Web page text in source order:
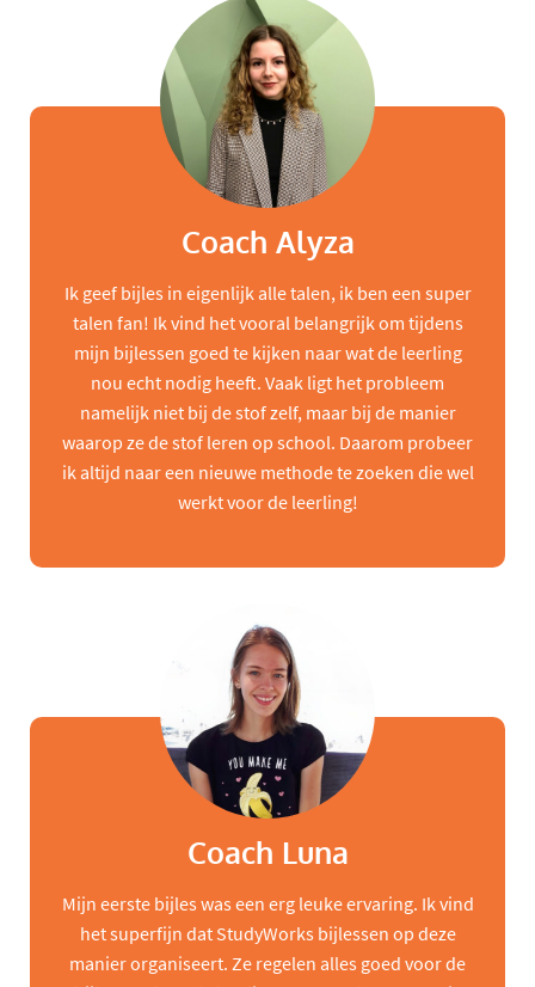
Coach Alyza
Ik geef bijles in eigenlijk alle talen, ik ben een super
talen fan! Ik vind het vooral belangrijk om tijdens
mijn bijlessen goed te kijken naar wat de leerling
nou echt nodig heeft. Vaak ligt het probleem
namelijk niet bij de stof zelf, maar bij de manier
waarop ze de stof leren op school. Daarom probeer
ik altijd naar een nieuwe methode te zoeken die wel
werkt voor de leerling!
Coach Luna
Mijn eerste bijles was een erg leuke ervaring. Ik vind
het superfijn dat StudyWorks bijlessen op deze
manier organiseert. Ze regelen alles goed voor de